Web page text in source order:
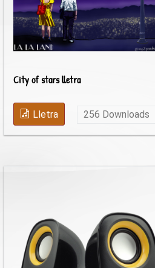
City of stars lletra
Lletra 256 Downloads